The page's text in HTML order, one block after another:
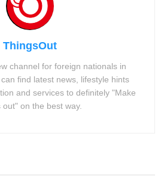
ThingsOut
channel for foreign nationals in
find latest news, lifestyle hints
and services to definitely "Make
out" on the best way.